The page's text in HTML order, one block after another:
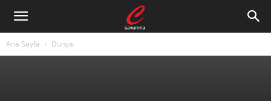
Ana Sayfa Dünya